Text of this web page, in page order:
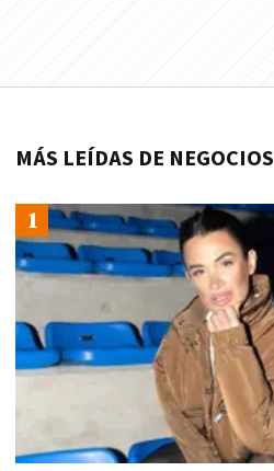
MÁS LEÍDAS DE NEGOCIOS